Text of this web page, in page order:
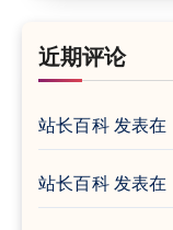
近期评论
站长百科发表在
站长百科发表在